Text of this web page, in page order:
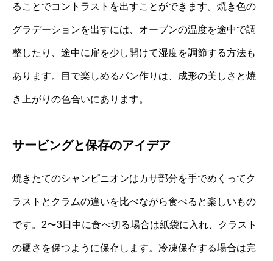
ることでコントラストを出すことができます。焼き色の
グラデーションを出すには、オーブンの温度を途中で調
整したり、途中に扉を少し開けて湿度を調節する方法も
あります。目で楽しめるパン作りは、成形の美しさと焼
き上がりの色合いにあります。
サービングと保存のアイデア
焼きたてのシャンピニオンはカサ部分を手でめくってク
ラストとクラムの違いを比べながら食べると楽しいもの
です。2〜3日中に食べ切る場合は紙袋に入れ、クラスト
の硬さを保つように保存します。冷凍保存する場合は完